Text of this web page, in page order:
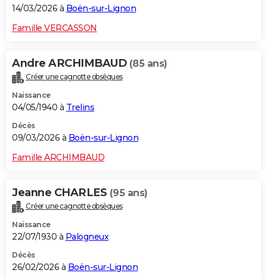
14/03/2026 à Boën-sur-Lignon
Famille VERCASSON
Andre ARCHIMBAUD (85 ans)
Créer une cagnotte obsèques
Naissance
04/05/1940 à Trelins
Décès
09/03/2026 à Boën-sur-Lignon
Famille ARCHIMBAUD
Jeanne CHARLES (95 ans)
Créer une cagnotte obsèques
Naissance
22/07/1930 à Palogneux
Décès
26/02/2026 à Boën-sur-Lignon